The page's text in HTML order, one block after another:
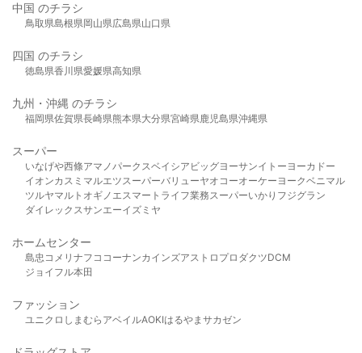
中国 のチラシ
鳥取県島根県岡山県広島県山口県
四国 のチラシ
徳島県香川県愛媛県高知県
九州・沖縄 のチラシ
福岡県佐賀県長崎県熊本県大分県宮崎県鹿児島県沖縄県
スーパー
いなげや西條アマノパークスベイシア ビッグヨーサンイトーヨーカドー
イオンカスミ マルエツスーパーバリューヤオコーオーケー ヨークベニマル
ツルヤマルト オギノ エスマート ライフ業務スーパーいかり フジグラン
ダイレックスサンエーイズミヤ
ホームセンター
島忠 コメリ ナフコ コーナンカインズアストロプロダクツDCM
ジョイフル本田
ファッション
ユニクロ しまむら アベイルAOKIはるやま サカゼン